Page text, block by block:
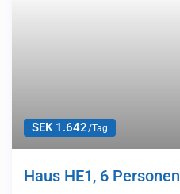
SEK 1.642/Tag
Haus HE1, 6 Personen